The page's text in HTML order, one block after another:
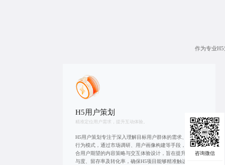
作为专业
H5用户策划
精准定位用户需求，提升互动体验。
H5用户策划专注于深入理解目标用户群体的需求、偏好及
行为模式，通过市场调研、用户画像构建等手段，制定符
合用户期望的内容策略与交互体验设计，旨在提升用户参
与度、留存率及转化率，确保H5项目能够精准触达并有效